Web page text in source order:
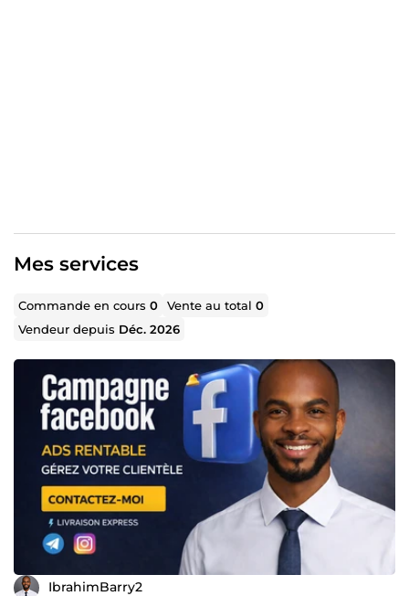
Mes services
Commande en cours0 Vente au total0
Vendeur depuis Déc. 2026
IbrahimBarry2